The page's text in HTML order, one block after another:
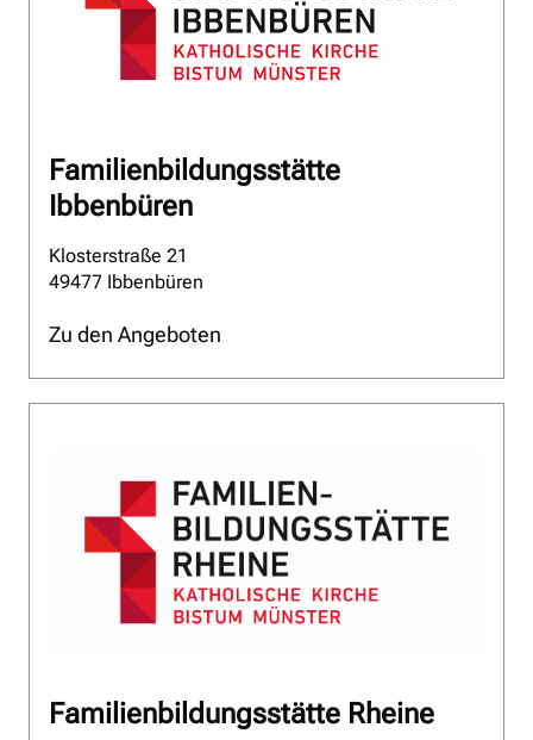
Familienbildungsstätte
Ibbenbüren
Klosterstraße 21
49477 Ibbenbüren
Zu den Angeboten
Familienbildungsstätte Rheine